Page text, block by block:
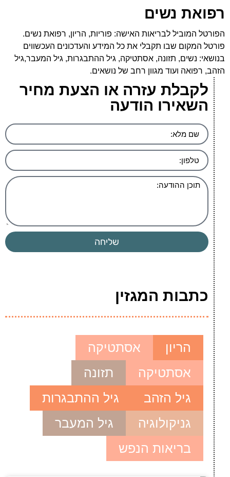
רפואת נשים
הפורטל המוביל לבריאות האישה: פוריות, הריון, רפואת נשים.
פורטל המקום שבו תקבלי את כל המידע והעדכונים העכשווים
בנושאי: נשים, תזונה, אסתטיקה, גיל ההתבגרות, גיל המעבר,גיל
הזהב, רפואה ועוד מגוון רחב של נושאים.
לקבלת עזרה או הצעת מחיר
השאירו הודעה
שליחה
כתבות המגזין
הריון
אסתטיקה
אסתטיקה
תזונה
גיל הזהב
גיל ההתבגרות
גניקולוגיה
גיל המעבר
בריאות הנפש